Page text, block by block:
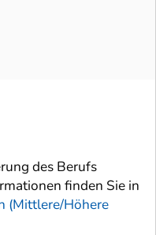
des Berufs
finden Sie in
(Mittlere/Höhere